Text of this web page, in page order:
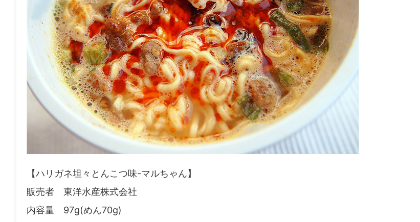
【ハリガネ坦々とんこつ味-マルちゃん】
販売者 東洋水産株式会社
内容量 97g(めん70g)